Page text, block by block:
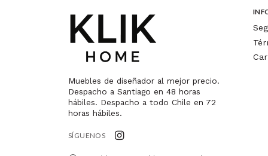
Muebles de diseñador al mejor precio.
Despacho a Santiago en 48 horas
hábiles. Despacho a todo Chile en 72
horas hábiles.
SÍGUENOS